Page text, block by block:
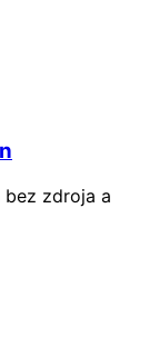
bez zdroja a